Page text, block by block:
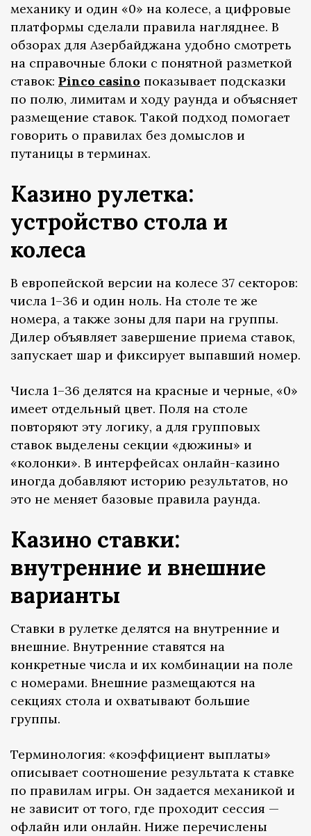
механику и один «0» на колесе, а цифровые
платформы сделали правила нагляднее. В
обзорах для Азербайджана удобно смотреть
на справочные блоки с понятной разметкой
ставок: Pinco casino показывает подсказки
по полю, лимитам и ходу раунда и объясняет
размещение ставок. Такой подход помогает
говорить о правилах без домыслов и
путаницы в терминах.
Казино рулетка:
устройство стола и
колеса
В европейской версии на колесе 37 секторов:
числа 1–36 и один ноль. На столе те же
номера, а также зоны для пари на группы.
Дилер объявляет завершение приема ставок,
запускает шар и фиксирует выпавший номер.
Числа 1–36 делятся на красные и черные, «0»
имеет отдельный цвет. Поля на столе
повторяют эту логику, а для групповых
ставок выделены секции «дюжины» и
«колонки». В интерфейсах онлайн-казино
иногда добавляют историю результатов, но
это не меняет базовые правила раунда.
Казино ставки:
внутренние и внешние
варианты
Ставки в рулетке делятся на внутренние и
внешние. Внутренние ставятся на
конкретные числа и их комбинации на поле
с номерами. Внешние размещаются на
секциях стола и охватывают большие
группы.
Терминология: «коэффициент выплаты»
описывает соотношение результата к ставке
по правилам игры. Он задается механикой и
не зависит от того, где проходит сессия —
офлайн или онлайн. Ниже перечислены